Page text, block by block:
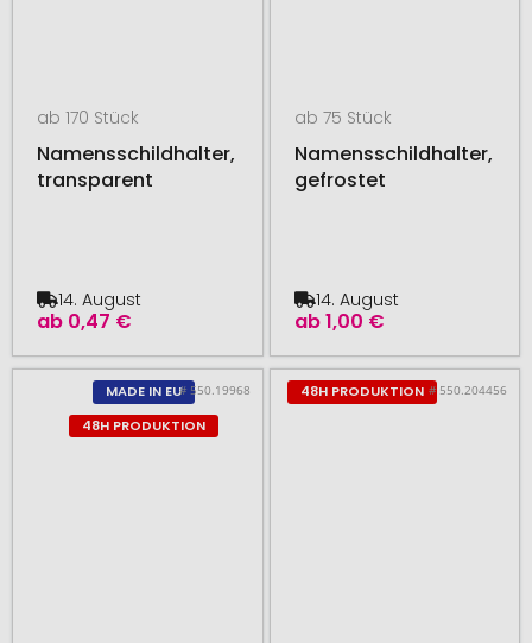
ab 170 Stück
Namensschildhalter,
transparent
ab 0,47 €
14. August
ab 75 Stück
Namensschildhalter,
gefrostet
ab1,00 €
14. August
MADE IN EU
48H PRODUKTION
# 550.19968 48H PRODUKTION # 550.204456